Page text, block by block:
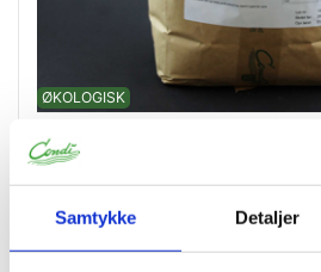
Samtykke Detaljer
ØKOLOGISK
68597
Havreflager 1008 natur+ 2,5 kg Øko